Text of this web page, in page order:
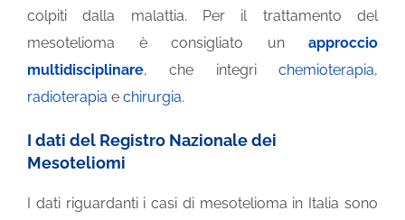
colpiti dalla malattia. Per il trattamento del
mesotelioma è consigliato un approccio
multidisciplinare, che integri chemioterapia,
radioterapia e chirurgia.
I dati del Registro Nazionale dei
Mesoteliomi
I dati riguardanti i casi di mesotelioma in Italia sono